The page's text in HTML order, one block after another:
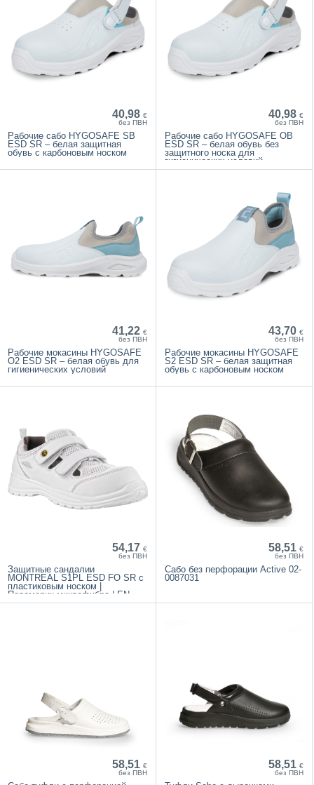
40,98 €
без ПВН
Рабочие сабо HYGOSAFE SB
ESD SR – белая защитная
обувь с карбоновым носком
40,98 €
без ПВН
Рабочие сабо HYGOSAFE OB
ESD SR – белая обувь без
защитного носка для
гигиенических условий
41,22 €
без ПВН
Рабочие мокасины HYGOSAFE
O2 ESD SR – белая обувь для
гигиенических условий
43,70 €
без ПВН
Рабочие мокасины HYGOSAFE
S2 ESD SR – белая защитная
обувь с карбоновым носком
54,17 €
без ПВН
Защитные сандалии
MONTREAL S1PL ESD FO SR с
пластиковым носком |
Поромерик микрофибра | EN
ISO 20345
58,51 €
без ПВН
Сабо без перфорации Active 02-
0087031
58,51 €
без ПВН
58,51 €
без ПВН